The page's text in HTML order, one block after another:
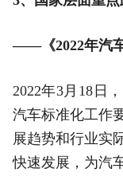
——《2022年汽
2022年3月18日
汽车标准化工作
展趋势和行业实
快速发展，为汽